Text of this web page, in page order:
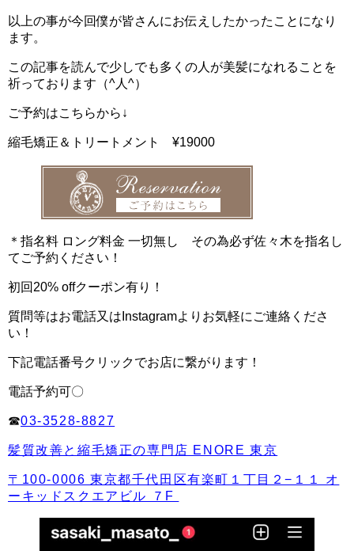
以上の事が今回僕が皆さんにお伝えしたかったことになり
ます。
この記事を読んで少しでも多くの人が美髪になれることを
祈っております（^人^）
ご予約はこちらから↓
縮毛矯正＆トリートメント ¥19000
＊指名料 ロング料金 一切無し その為必ず佐々木を指名し
てご予約ください！
初回20% offクーポン有り！
質問等はお電話又はInstagramよりお気軽にご連絡くださ
い！
下記電話番号クリックでお店に繋がります！
電話予約可〇
☎︎03-3528-8827
髪質改善と縮毛矯正の専門店 ENORE 東京
〒100-0006 東京都千代田区有楽町１丁目２−１１ オ
ーキッドスクエアビル ７F